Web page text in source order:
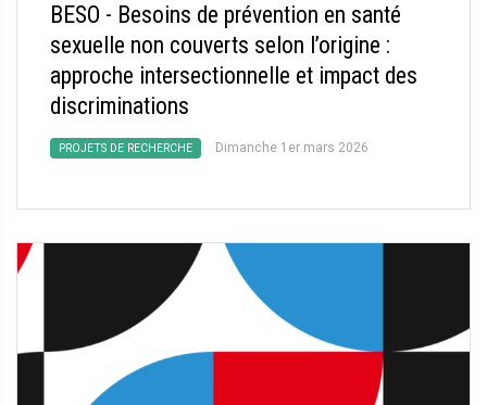
BESO - Besoins de prévention en santé
sexuelle non couverts selon l’origine :
approche intersectionnelle et impact des
discriminations
PROJETS DE RECHERCHE Dimanche 1er mars 2026